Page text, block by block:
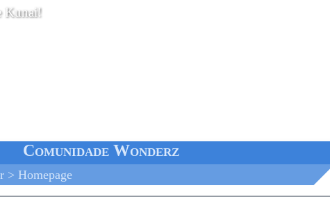
Kunai!
Comunidade Wonderz
> Homepage